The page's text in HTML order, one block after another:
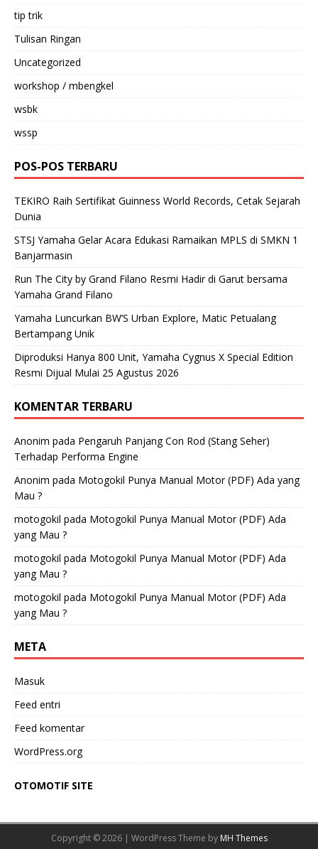
tip trik
Tulisan Ringan
Uncategorized
workshop / mbengkel
wsbk
wssp
POS-POS TERBARU
TEKIRO Raih Sertifikat Guinness World Records, Cetak Sejarah
Dunia
STSJ Yamaha Gelar Acara Edukasi Ramaikan MPLS di SMKN 1
Banjarmasin
Run The City by Grand Filano Resmi Hadir di Garut bersama
Yamaha Grand Filano
Yamaha Luncurkan BW’S Urban Explore, Matic Petualang
Bertampang Unik
Diproduksi Hanya 800 Unit, Yamaha Cygnus X Special Edition
Resmi Dijual Mulai 25 Agustus 2026
KOMENTAR TERBARU
Anonim pada Pengaruh Panjang Con Rod (Stang Seher)
Terhadap Performa Engine
Anonim pada Motogokil Punya Manual Motor (PDF) Ada yang
Mau ?
motogokil pada Motogokil Punya Manual Motor (PDF) Ada
yang Mau ?
motogokil pada Motogokil Punya Manual Motor (PDF) Ada
yang Mau ?
motogokil pada Motogokil Punya Manual Motor (PDF) Ada
yang Mau ?
META
Masuk
Feed entri
Feed komentar
WordPress.org
OTOMOTIF SITE
Copyright © 2026 | WordPress Theme by MH Themes